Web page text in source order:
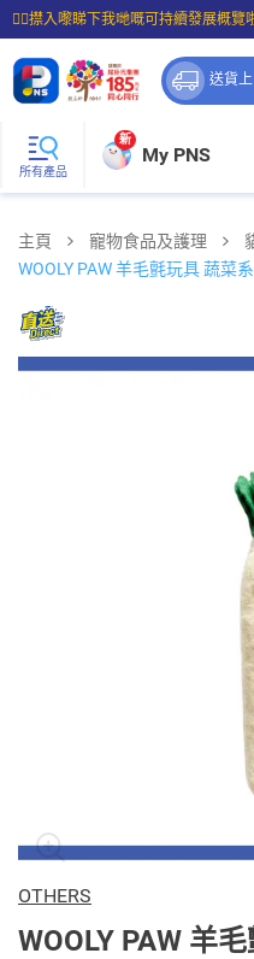
☝🏼㩒入嚟睇下我哋嘅可持續發展概覽
⭐購物滿$399即享免費送貨；滿$100
送貨上
所有產品
新
My PNS
主頁 寵物食品及護理
WOOLY PAW 羊毛氈玩具 蔬菜
OTHERS
WOOLY PAW 羊